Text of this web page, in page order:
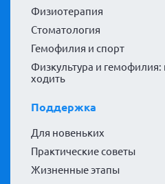
Физиотерапия
Стоматология
Гемофилия и спорт
Физкультура и
ходить
Поддержка
Для новеньких
Практические советы
Жизненные этапы